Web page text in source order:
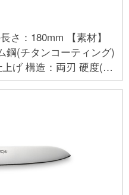
さ：180mm 【素材】
鋼(チタンコーティング)
げ 構造：両刃 硬度(H